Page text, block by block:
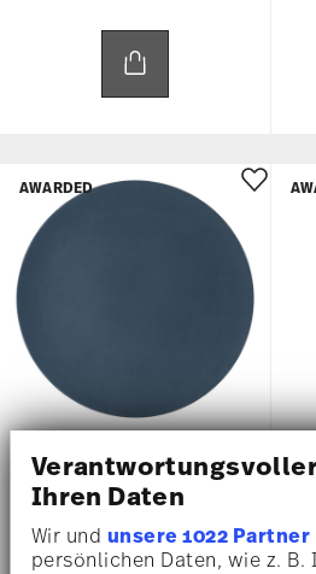
Ihren Daten
Wir und unsere 1022 Partner
persönlichen Daten, wie z. B.
TAC SENSUAL
Piatto segnaposto 33 cm
€ 66,50
AWARDED